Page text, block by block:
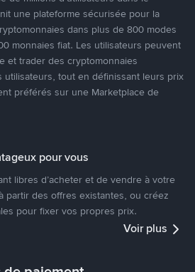
une plateforme sécurisée pour la
dans plus de 800 modes
monnaies fiat. Les utilisateurs peuvent
et trader des cryptomonnaies
utilisateurs, tout en définissant leurs prix
préférés sur une Marketplace de
pour vous
libres d’acheter et de vendre à votre
partir des offres existantes, ou créez
pour fixer vos propres prix.
Voir plus